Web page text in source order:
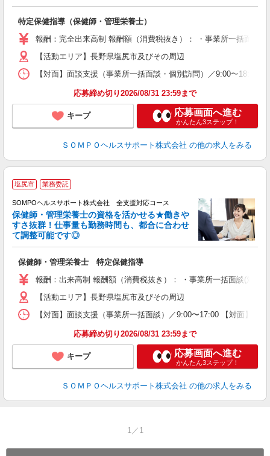
特定保健指導（保健師・管理栄養士）
報酬：完全出来高制 報酬額（消費税抜き）： ・事業所一括面
【活動エリア】長野県塩尻市及びその周辺
【対面】面談支援（事業所一括面談・個別訪問）／9:00〜18:00
応募締め切り2026/08/31 23:59まで
キープ 応募画面へ進む
かんたん3ステップ！
ＳＯＭＰＯヘルスサポート株式会社 の他の求人をみる
塩尻市 業務委託
SOMPOヘルスサポート株式会社 全支援対応コース
保健師・管理栄養士の資格を活かせる★働きや
すさ抜群！仕事量も勤務時間も、都合に合わせ
て調整可能です◎
保健師・管理栄養士 特定保健指導
報酬：出来高制 報酬額（消費税抜き）： ・事業所一括面談(対
【活動エリア】長野県塩尻市及びその周辺
【対面】面談支援（事業所一括面談）／9:00〜17:00 【対面】
応募締め切り2026/08/31 23:59まで
キープ 応募画面へ進む
かんたん3ステップ！
ＳＯＭＰＯヘルスサポート株式会社 の他の求人をみる
1／1